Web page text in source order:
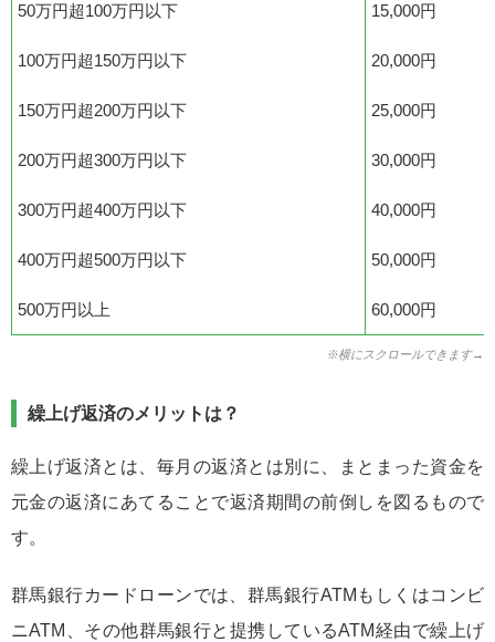
50万円超100万円以下 15,000円
100万円超150万円以下 20,000円
150万円超200万円以下 25,000円
200万円超300万円以下 30,000円
300万円超400万円以下 40,000円
400万円超500万円以下 50,000円
500万円以上 60,000円
※横にスクロールできます→
繰上げ返済のメリットは？
繰上げ返済とは、毎月の返済とは別に、まとまった資金を
元金の返済にあてることで返済期間の前倒しを図るもので
す。
群馬銀行カードローンでは、群馬銀行ATMもしくはコンビ
ニATM、その他群馬銀行と提携しているATM経由で繰上げ